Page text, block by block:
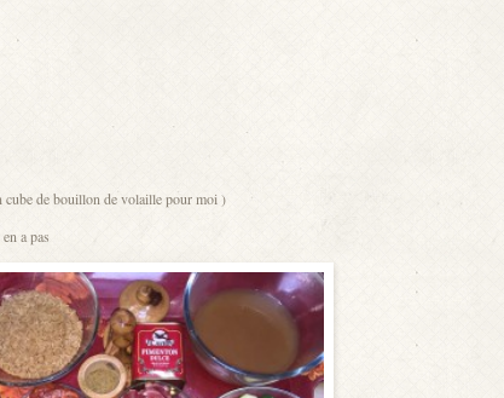
de bouillon de volaille pour moi )
a pas